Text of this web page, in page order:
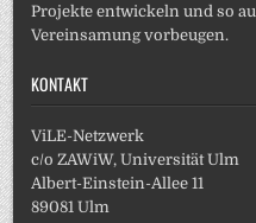
Projekte entwickeln und so
Vereinsamung vorbeugen.
KONTAKT
ViLE-Netzwerk
c/o ZAWiW, Universität Ulm
Albert-Einstein-Allee 11
89081 Ulm